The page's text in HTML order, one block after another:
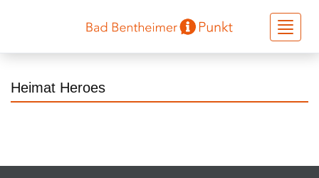
Toggle
Heimat Heroes